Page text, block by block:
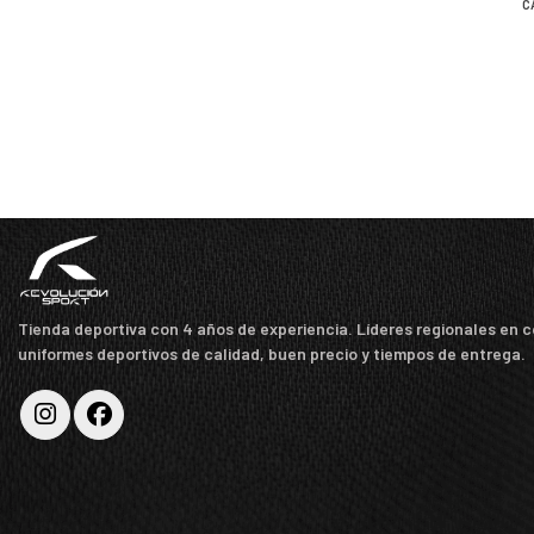
Tienda deportiva con 4 años de experiencia. Líderes regionales en
uniformes deportivos de calidad, buen precio y tiempos de entrega.